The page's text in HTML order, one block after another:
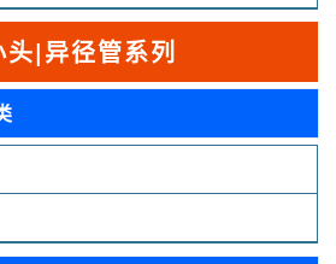
头|异径管系列